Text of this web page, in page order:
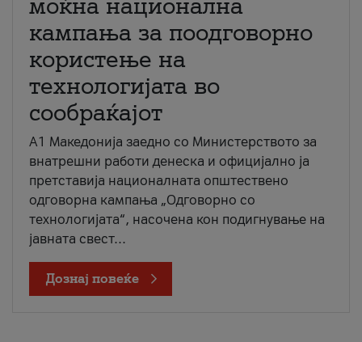
кампања за поодговорно
користење на
технологијата во
сообраќајот
A1 Македонија заедно со Министерството за
внатрешни работи денеска и официјално ја
претставија националната општествено
одговорна кампања „Одговорно со
технологијата“, насочена кон подигнување на
јавната свест...
Дознај повеќе